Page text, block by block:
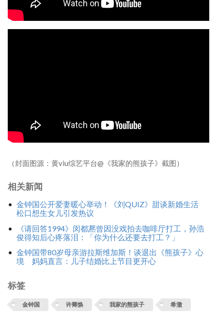
（封面图源：黄viu综艺平台@《我家的熊孩子》截图）
相关新闻
金钟国公开爱妻暖心举动！《刘QUIZ》甜谈新婚生活
松口想生女儿引发热议
《请回答1994》闵都凞曾因没戏拍去咖啡厅打工，孙浩
俊得知后心疼落泪：「你为什么还要去打工？」
金钟国带80岁母亲游拉斯维加斯！谈退出《熊孩子》心
境 妈妈直言：儿子结婚比上节目更开心
标签
金钟国 许卿焕 我家的熊孩子 希澈